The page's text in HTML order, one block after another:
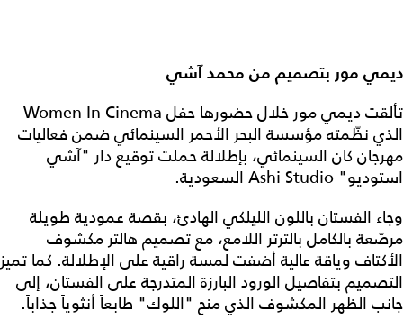
ديمي مور بتصميم من محمد آشي
تألقت ديمي مور خلال حضورها حفل Women In Cinema
الذي نظّمته مؤسسة البحر الأحمر السينمائي ضمن فعاليات
مهرجان كان السينمائي، بإطلالة حملت توقيع دار "آشي
استوديو" Ashi Studio السعودية.
وجاء الفستان باللون الليلكي الهادئ، بقصة عمودية طويلة
مرصّعة بالكامل بالترتر اللامع، مع تصميم هالتر مكشوف
الأكتاف وياقة عالية أضفت لمسة راقية على الإطلالة. كما تميز
التصميم بتفاصيل الورود البارزة المتدرجة على الفستان، إلى
جانب الظهر المكشوف الذي منح "اللوك" طابعاً أنثوياً جذاباً.